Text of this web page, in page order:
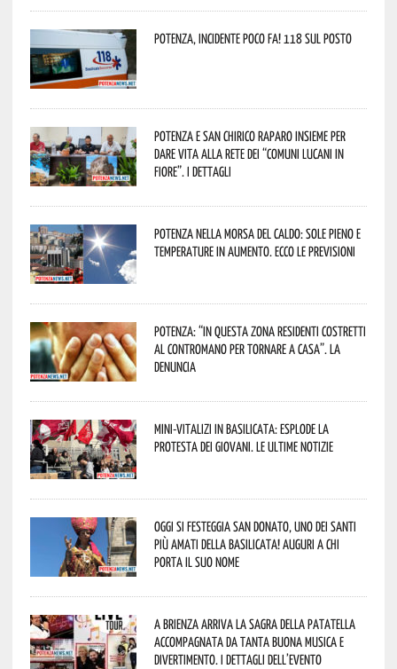
Potenza, incidente poco fa! 118 sul posto
Potenza e San Chirico Raparo insieme per
dare vita alla rete dei “Comuni Lucani in
Fiore”. I dettagli
Potenza nella morsa del caldo: sole pieno e
temperature in aumento. Ecco le previsioni
Potenza: “In questa zona residenti costretti
al contromano per tornare a casa”. La
denuncia
Mini-vitalizi in Basilicata: esplode la
protesta dei giovani. Le ultime notizie
Oggi si festeggia San Donato, uno dei Santi
più amati della Basilicata! Auguri a chi
porta il suo nome
A Brienza arriva la Sagra della Patatella
accompagnata da tanta buona musica e
divertimento. I dettagli dell’evento